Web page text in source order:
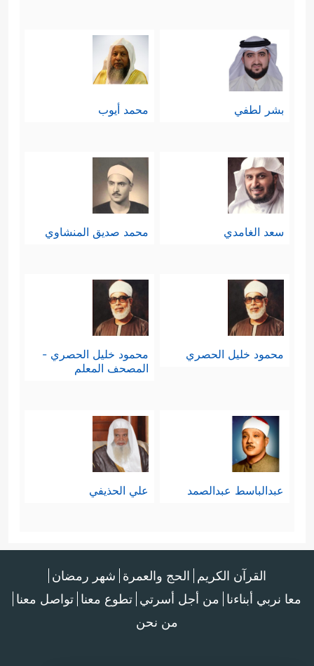
بشر لطفي محمد أيوب
سعد الغامدي محمد صديق المنشاوي
محمود خليل الحصري
محمود خليل الحصري -
المصحف المعلم
عبدالباسط عبدالصمد علي الحذيفي
القرآن الكريم الحج والعمرة شهر رمضان
معا نربي أبناءنا من أجل أسرتي تطوع معنا تواصل معنا
من نحن